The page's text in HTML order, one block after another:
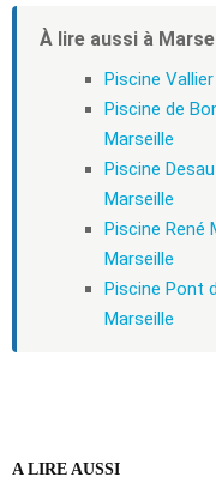
À lire aussi à
Piscine
Piscine de
Marseille
Piscine
Marseille
Piscine René
Marseille
Piscine Pont
Marseille
A LIRE AUSSI